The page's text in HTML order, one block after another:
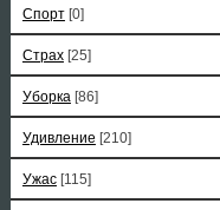
Спорт [0]
Страх [25]
Уборка [86]
Удивление [210]
Ужас [115]